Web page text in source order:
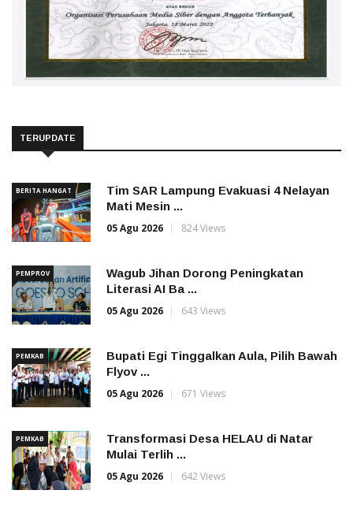
TERUPDATE
BERITA HANGAT
Tim SAR Lampung Evakuasi 4 Nelayan
Mati Mesin ...
05 Agu 2026
824 Views
PEMPROV
Wagub Jihan Dorong Peningkatan
Literasi AI Ba ...
05 Agu 2026
643 Views
PEMKAB
Bupati Egi Tinggalkan Aula, Pilih Bawah
Flyov ...
05 Agu 2026
671 Views
PEMKAB
Transformasi Desa HELAU di Natar
Mulai Terlih ...
05 Agu 2026
642 Views